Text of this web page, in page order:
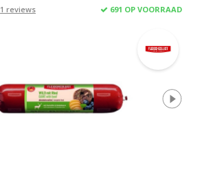
1 reviews 691 OP VOORRAAD